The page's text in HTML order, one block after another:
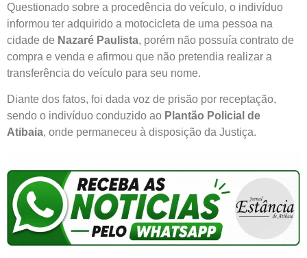
Questionado sobre a procedência do veículo, o indivíduo
informou ter adquirido a motocicleta de uma pessoa na
cidade de Nazaré Paulista, porém não possuía contrato de
compra e venda e afirmou que não pretendia realizar a
transferência do veículo para seu nome.
Diante dos fatos, foi dada voz de prisão por receptação,
sendo o indivíduo conduzido ao Plantão Policial de
Atibaia, onde permaneceu à disposição da Justiça.